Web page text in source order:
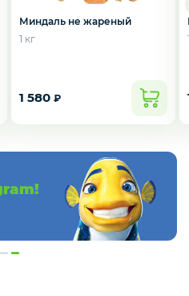
Миндаль не жареный
1 кг
1 580 ₽